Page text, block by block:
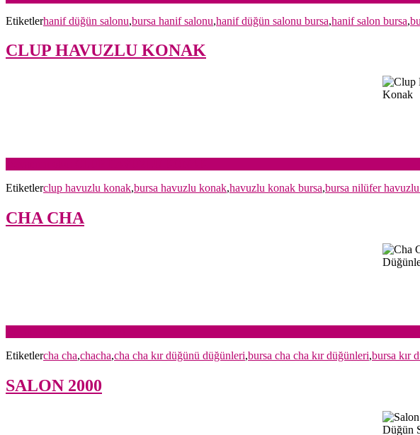
Etiketlerhanif düğün salonu,bursa hanif salonu,hanif düğün salonu bursa,hanif salon bursa,
CLUP HAVUZLU KONAK
Etiketlerclup havuzlu konak,bursa havuzlu konak,havuzlu konak bursa,bursa nilüfer
CHA CHA
Etiketlercha cha,chacha,cha cha kır düğünü düğünleri,bursa cha cha kır düğünleri,bursa kır
SALON 2000